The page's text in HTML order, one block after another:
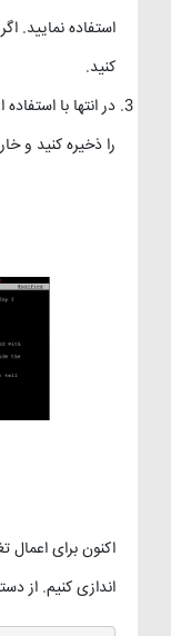
کنید.
را ذخیره کنید و
اندازی کنیم. از